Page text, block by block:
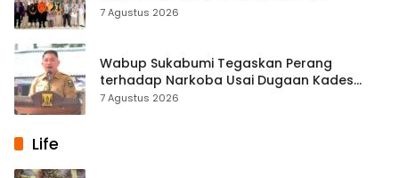
Simpenan
7 Agustus 2026
Wabup Sukabumi Tegaskan Perang
terhadap Narkoba Usai Dugaan Kades
Terlibat
7 Agustus 2026
Life